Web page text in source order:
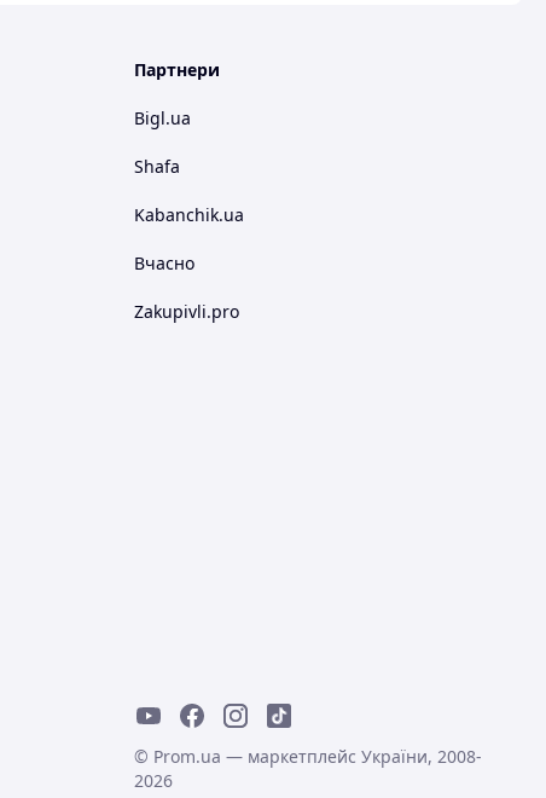
Партнери
Bigl.ua
Shafa
Kabanchik.ua
Вчасно
Zakupivli.pro
© Prom.ua — маркетплейс України, 2008-
2026